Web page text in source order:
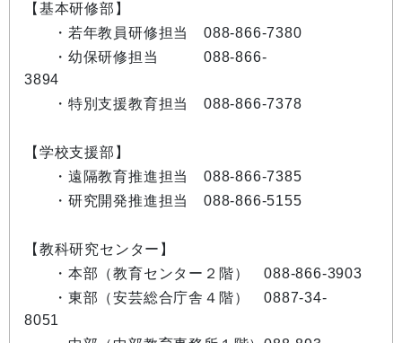
【基本研修部】
・若年教員研修担当 088-866-7380
・幼保研修担当 088-866-
3894
・特別支援教育担当 088-866-7378
【学校支援部】
・遠隔教育推進担当 088-866-7385
・研究開発推進担当 088-866-5155
【教科研究センター】
・本部（教育センター２階） 088-866-3903
・東部（安芸総合庁舎４階） 0887-34-
8051